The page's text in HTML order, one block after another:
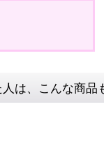
は、こんな商品